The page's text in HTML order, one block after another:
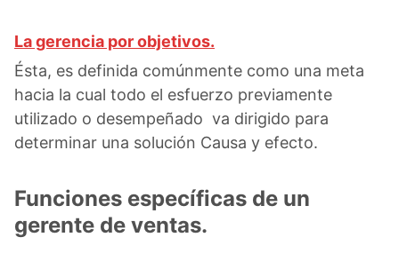
La gerencia por objetivos.
Ésta, es definida comúnmente como una meta
hacia la cual todo el esfuerzo previamente
utilizado o desempeñado va dirigido para
determinar una solución Causa y efecto.
Funciones específicas de un
gerente de ventas.